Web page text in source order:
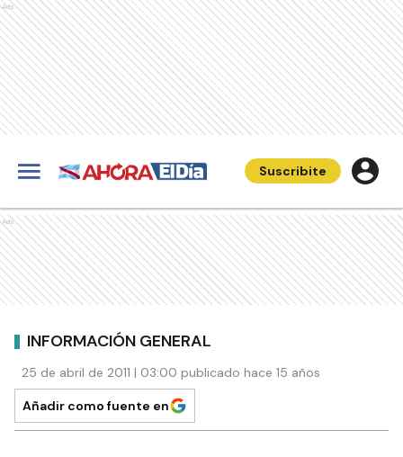
Ads
Suscribite
Ads
INFORMACIÓN GENERAL
25 de abril de 2011 | 03:00 publicado hace 15 años
Añadir como fuente en